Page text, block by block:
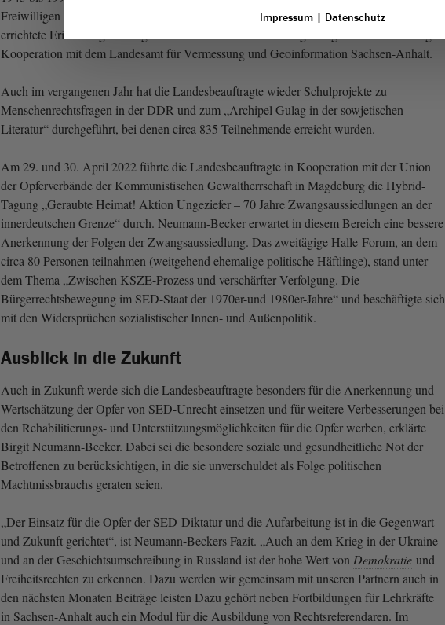
Freiwilligen Sozialen Jahr. Die Karte enthält nun 540 Datensätze und wurde um bereits
errichtete Erinnerungsorte ergänzt. Die technische Umsetzung erfolgt weiter zuverlässig in
Kooperation mit dem Landesamt für Vermessung und Geoinformation Sachsen-Anhalt.
Auch im vergangenen Jahr hat die Landesbeauftragte wieder Schulprojekte zu
Menschenrechtsfragen in der DDR und zum „Archipel Gulag in der sowjetischen
Literatur“ durchgeführt, bei denen circa 835 Teilnehmende erreicht wurden.
Am 29. und 30. April 2022 führte die Landesbeauftragte in Kooperation mit der Union
der Opferverbände der Kommunistischen Gewaltherrschaft in Magdeburg die Hybrid-
Tagung „Geraubte Heimat! Aktion Ungeziefer – 70 Jahre Zwangsaussiedlungen an der
innerdeutschen Grenze“ durch. Neumann-Becker erwartet in diesem Bereich eine bessere
Anerkennung der Folgen der Zwangsaussiedlung. Das zweitägige Halle-Forum, an dem
circa 80 Personen teilnahmen (weitgehend ehemalige politische Häftlinge), stand unter
dem Thema „Zwischen KSZE-Prozess und verschärfter Verfolgung. Die
Bürgerrechtsbewegung im SED-Staat der 1970er-und 1980er-Jahre“ und beschäftigte sich
mit den Widersprüchen sozialistischer Innen- und Außenpolitik.
Ausblick in die Zukunft
Auch in Zukunft werde sich die Landesbeauftragte besonders für die Anerkennung und
Wertschätzung der Opfer von SED-Unrecht einsetzen und für weitere Verbesserungen bei
den Rehabilitierungs- und Unterstützungsmöglichkeiten für die Opfer werben, erklärte
Birgit Neumann-Becker. Dabei sei die besondere soziale und gesundheitliche Not der
Betroffenen zu berücksichtigen, in die sie unverschuldet als Folge politischen
Machtmissbrauchs geraten seien.
„Der Einsatz für die Opfer der SED-Diktatur und die Aufarbeitung ist in die Gegenwart
und Zukunft gerichtet“, ist Neumann-Beckers Fazit. „Auch an dem Krieg in der Ukraine
und an der Geschichtsumschreibung in Russland ist der hohe Wert von Demokratie und
Freiheitsrechten zu erkennen. Dazu werden wir gemeinsam mit unseren Partnern auch in
den nächsten Monaten Beiträge leisten Dazu gehört neben Fortbildungen für Lehrkräfte
in Sachsen-Anhalt auch ein Modul für die Ausbildung von Rechtsreferendaren. Im
Impressum | Datenschutz